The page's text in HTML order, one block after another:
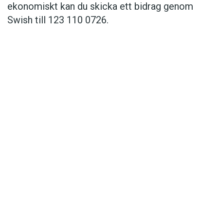
ekonomiskt kan du skicka ett bidrag genom
Swish till 123 110 0726.